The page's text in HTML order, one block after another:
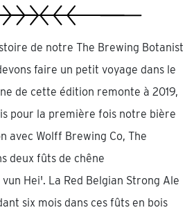
de notre The Brewing Botanist
faire un petit voyage dans le
de cette édition remonte à 2019,
pour la première fois notre bière
avec Wolff Brewing Co, The
deux fûts de chêne
Hei'. La Red Belgian Strong Ale
six mois dans ces fûts en bois